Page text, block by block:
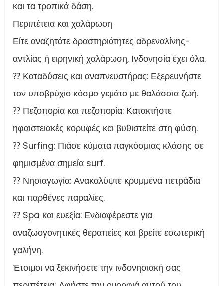
και τα τροπικά δάση.
Περιπέτεια και χαλάρωση
Είτε αναζητάτε δραστηριότητες αδρεναλίνης-
αντλίας ή ειρηνική χαλάρωση, Ινδονησία έχει όλα.
⁇ Καταδύσεις και αναπνευστήρας: Εξερευνήστε
τον υποβρύχιο κόσμο γεμάτο με θαλάσσια ζωή.
⁇ Πεζοπορία και πεζοπορία: Κατακτήστε
ηφαιστειακές κορυφές και βυθιστείτε στη φύση.
⁇ Surfing: Πιάσε κύματα παγκόσμιας κλάσης σε
φημισμένα σημεία surf.
⁇ Νησιαγωγία: Ανακαλύψτε κρυμμένα πετράδια
και παρθένες παραλίες.
⁇ Spa και ευεξία: Ενδιαφέρεστε για
αναζωογονητικές θεραπείες και βρείτε εσωτερική
γαλήνη.
Έτοιμοι να ξεκινήσετε την ινδονησιακή σας